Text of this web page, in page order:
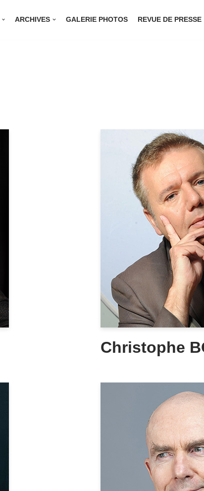
ARCHIVES GALERIE PHOTOS REVUE DE PRESSE
Christophe